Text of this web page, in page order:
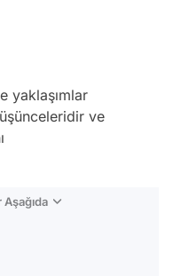
yaklaşımlar
ve